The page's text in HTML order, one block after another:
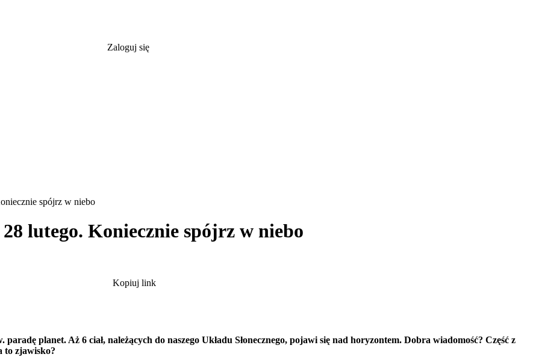
Zaloguj się
spójrz w niebo
lutego. Koniecznie spójrz w niebo
Kopiuj link
planet. Aż 6 ciał, należących do naszego Układu Słonecznego, pojawi się nad horyzontem. Dobra wiadomość? Część z
to zjawisko?